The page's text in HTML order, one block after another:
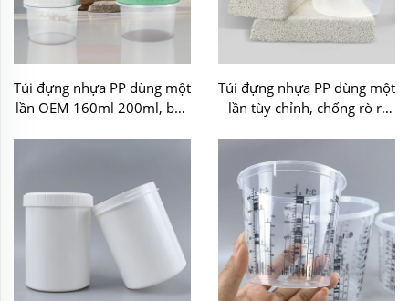
Túi đựng nhựa PP dùng một
lần OEM 160ml 200ml, bao
Túi đựng nhựa PP dùng một
lần tùy chỉnh, chống rò rỉ